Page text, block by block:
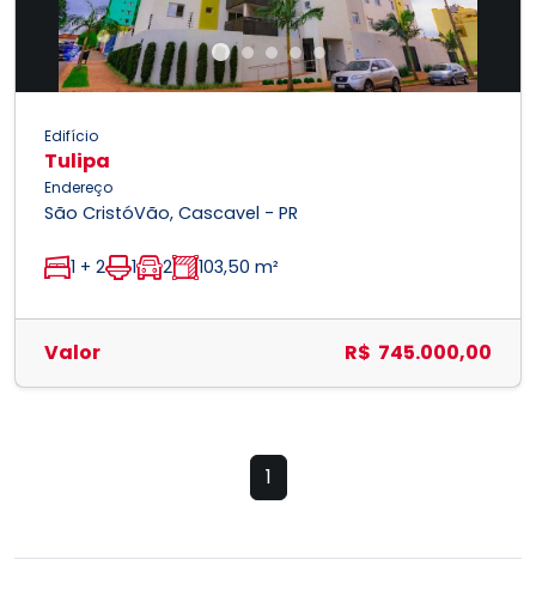
Edifício
Tulipa
Endereço
São CristóVão, Cascavel - PR
1 + 2 1 2 103,50 m²
Valor R$ 745.000,00
1